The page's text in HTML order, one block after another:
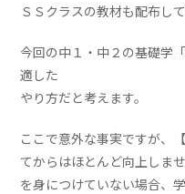
ＳＳクラスの教材も配布し
今回の中１・中２の基礎学
適した
やり方だと考えます。
ここで意外な事実ですが、
てからはほとんど向上しま
を身につけていない場合、